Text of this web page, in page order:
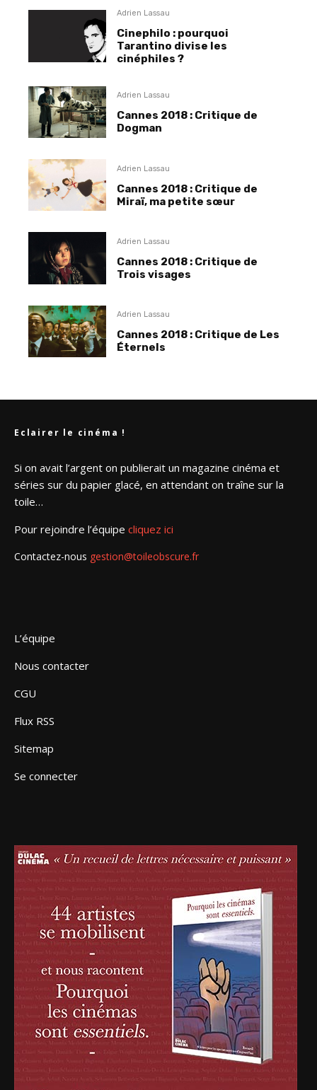
Adrien Lassau
Cinephilo : pourquoi
Tarantino divise les
cinéphiles ?
Adrien Lassau
Cannes 2018 : Critique de
Dogman
Adrien Lassau
Cannes 2018 : Critique de
Miraï, ma petite sœur
Adrien Lassau
Cannes 2018 : Critique de
Trois visages
Adrien Lassau
Cannes 2018 : Critique de Les
Éternels
Eclairer le cinéma !
Si on avait l’argent on publierait un magazine cinéma et
séries sur du papier glacé, en attendant on traîne sur la
toile…
Pour rejoindre l’équipe cliquez ici
Contactez-nous gestion@toileobscure.fr
L’équipe
Nous contacter
CGU
Flux RSS
Sitemap
Se connecter